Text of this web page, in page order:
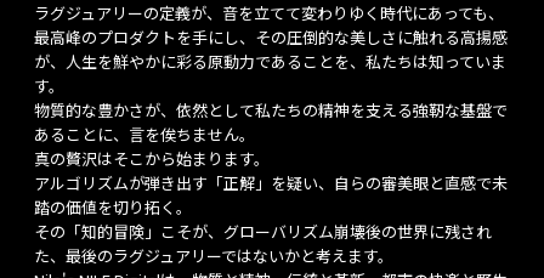
ラグジュアリーの定義が、音を立てて変わりゆく時代にあっても、
最高峰のプロダクトを手にし、その圧倒的な美しさに触れる高揚感
が、人生を鮮やかに彩る原動力であることを、私たちは知っていま
す。
物質的な豊かさが、依然として私たちの精神を支える強靭な基盤で
あることに、言を俟ちません。
真の贅沢はそこから始まります。
アルゴリズムが弾き出す「正解」を疑い、自らの審美眼と直感で未
踏の価値を切り拓く。
その「知的冒険」こそが、グローバリズム崩壊後の世界に残され
た、最後のラグジュアリーではないかと考えます。